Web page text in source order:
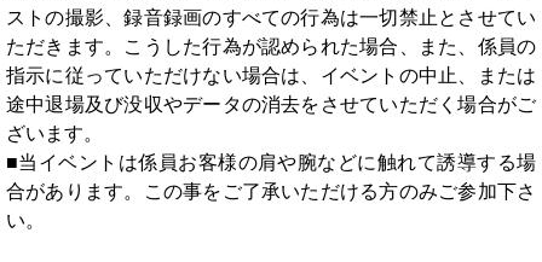
ストの撮影、録音録画のすべての行為は一切禁止とさせてい
ただきます。こうした行為が認められた場合、また、係員の
指示に従っていただけない場合は、イベントの中止、または
途中退場及び没収やデータの消去をさせていただく場合がご
ざいます。
■当イベントは係員お客様の肩や腕などに触れて誘導する場
合があります。この事をご了承いただける方のみご参加下さ
い。